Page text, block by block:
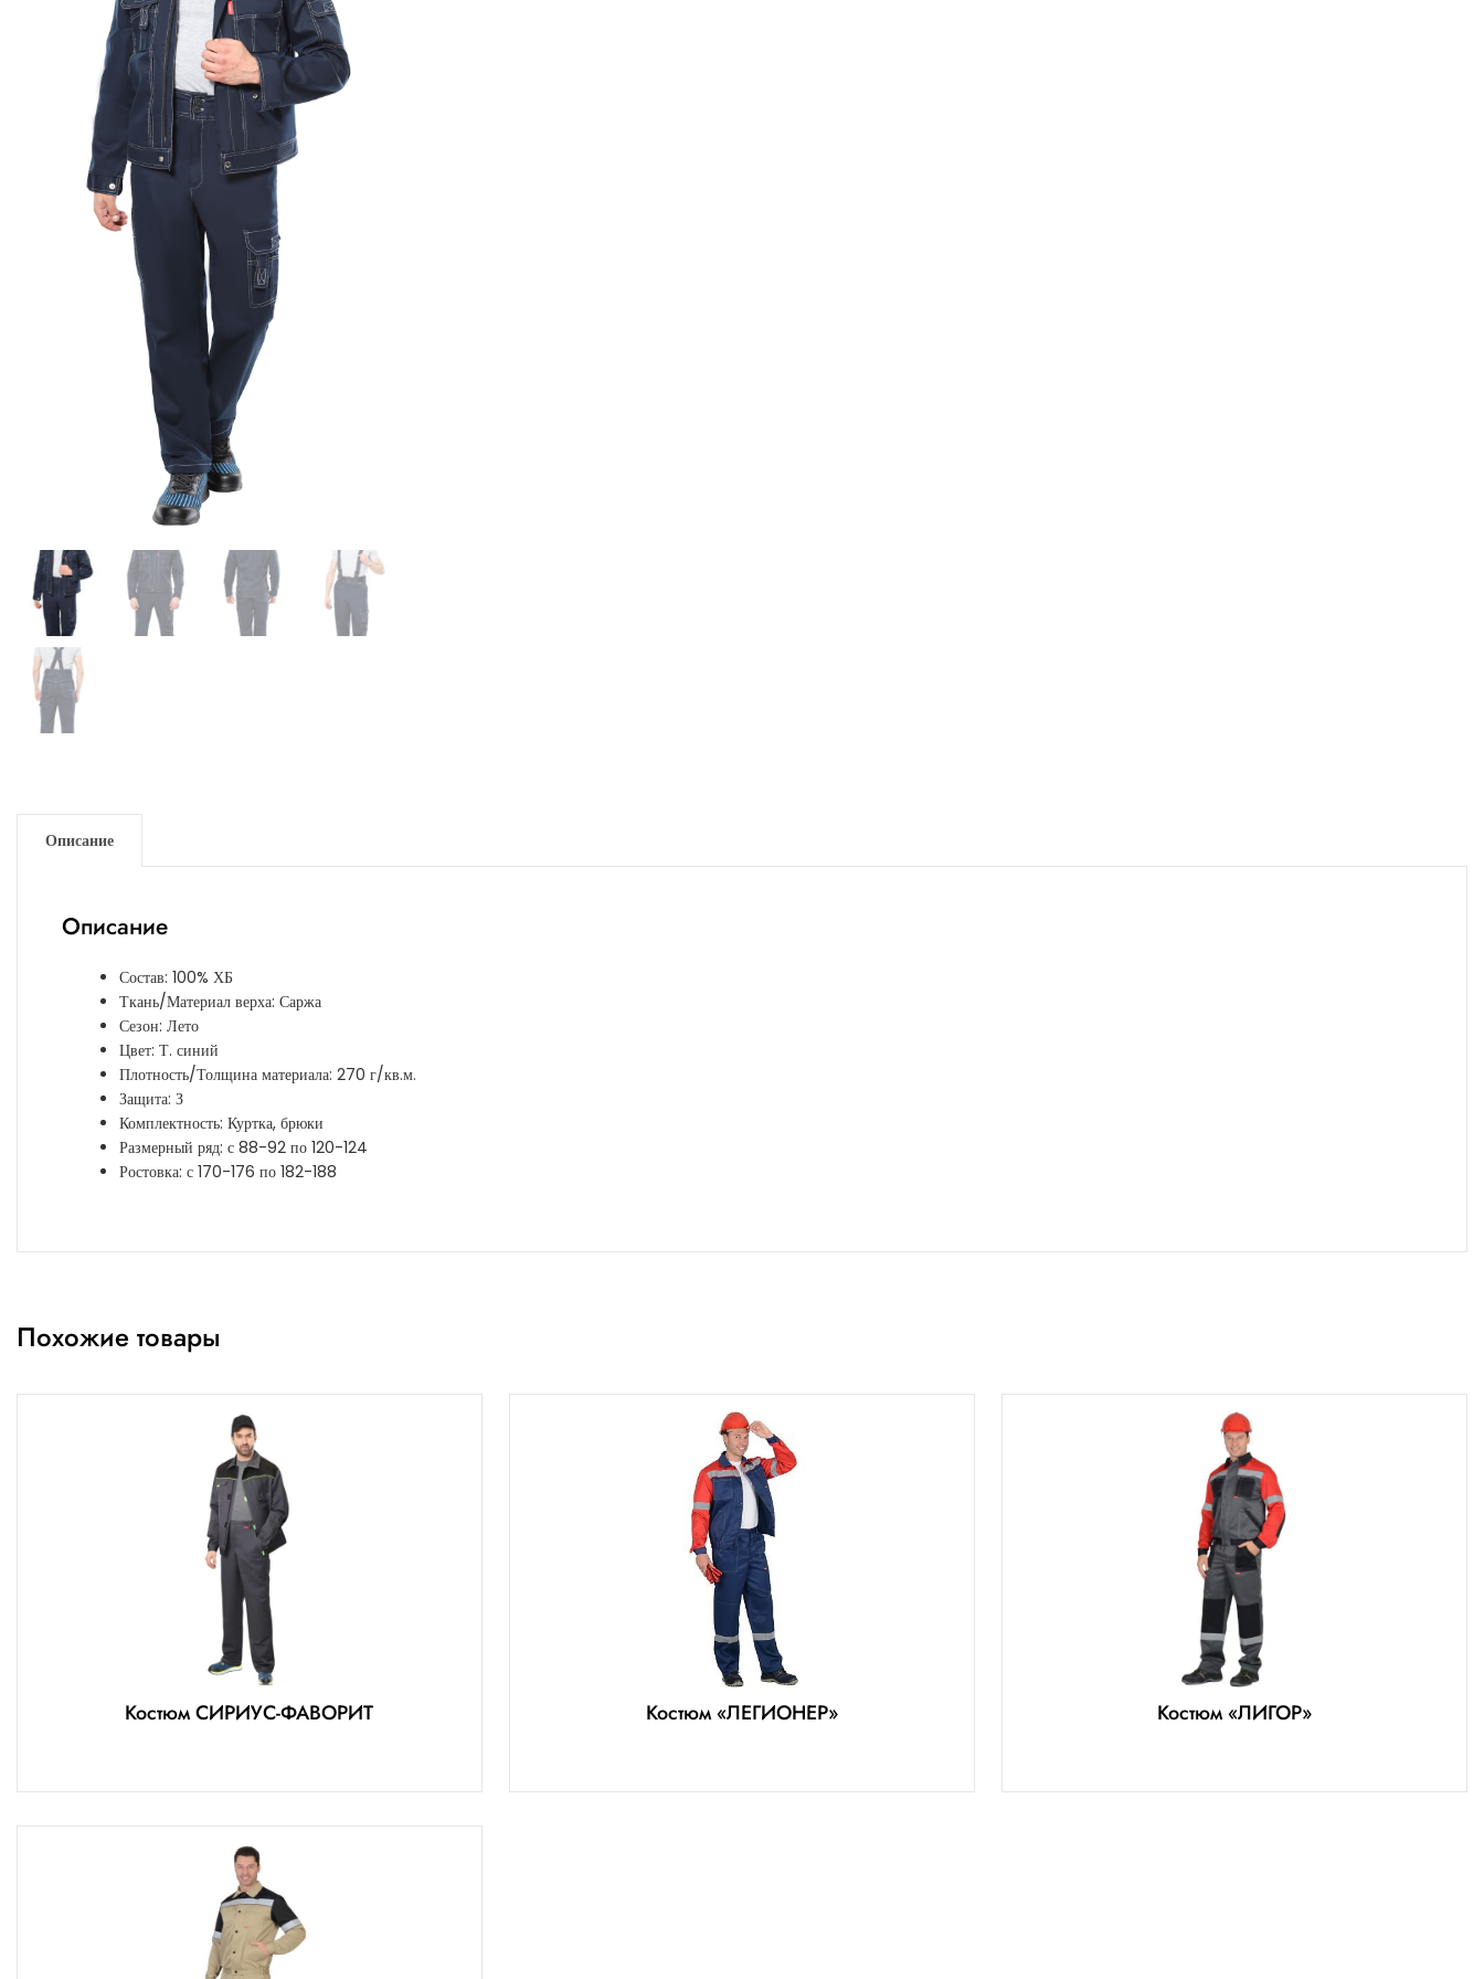
Описание
Описание
Состав: 100% ХБ
Ткань/Материал верха: Саржа
Сезон: Лето
Цвет: Т. синий
Плотность/Толщина материала: 270 г/кв.м.
Защита: З
Комплектность: Куртка, брюки
Размерный ряд: с 88-92 по 120-124
Ростовка: с 170-176 по 182-188
Похожие товары
Костюм СИРИУС-ФАВОРИТ Костюм «ЛЕГИОНЕР» Костюм «ЛИГОР»